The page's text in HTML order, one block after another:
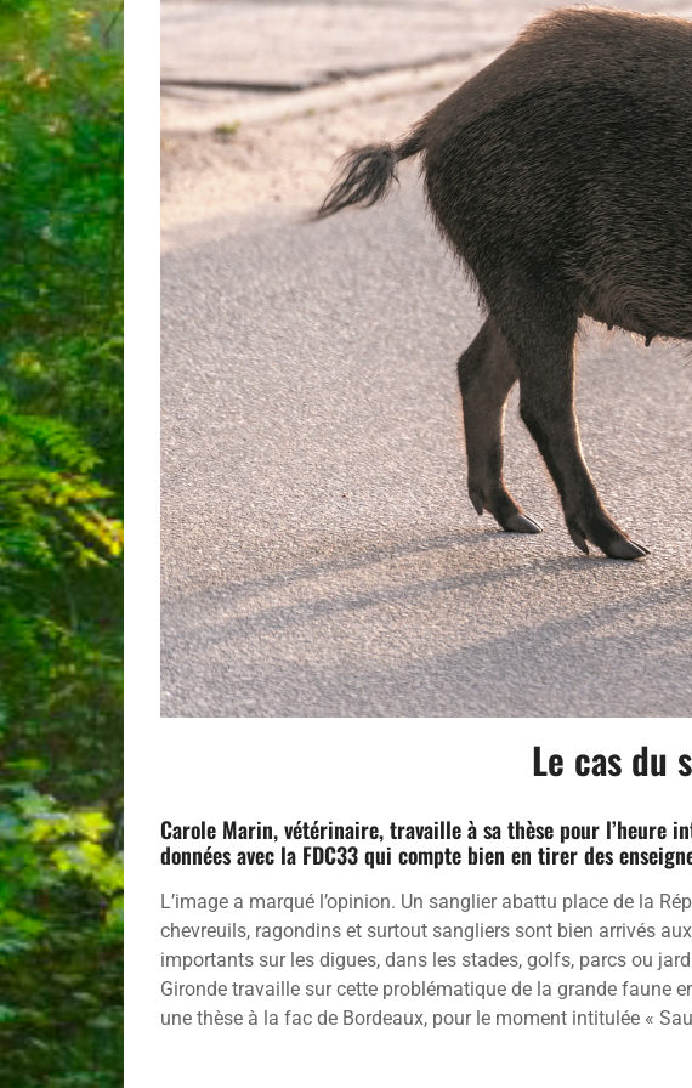
Le cas du
Carole Marin, vétérinaire, travaille à sa thèse pour l’heure
données avec la FDC33 qui compte bien en tirer des
L’image a marqué l’opinion. Un sanglier abattu place de la
chevreuils, ragondins et surtout sangliers sont bien arrivés
importants sur les digues, dans les stades, golfs, parcs ou
Gironde travaille sur cette problématique de la grande faune
une thèse à la fac de Bordeaux, pour le moment intitulée «